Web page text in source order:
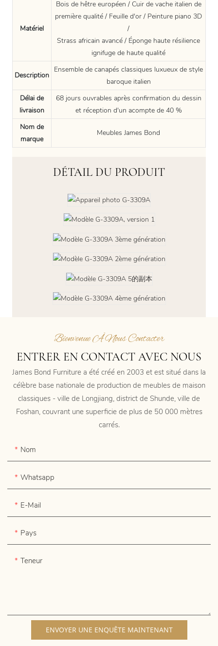
Matériel
Bois de hêtre européen / Cuir de vache italien de
première qualité / Feuille d'or / Peinture piano 3D
/
Strass africain avancé / Éponge haute résilience
ignifuge de haute qualité
Description
Ensemble de canapés classiques luxueux de style
baroque italien
Délai de
livraison
68 jours ouvrables après confirmation du dessin
et réception d'un acompte de 40 %
Nom de
marque
Meubles James Bond
DÉTAIL DU PRODUIT
Bienvenue À Nous Contacter
ENTRER EN CONTACT AVEC NOUS
James Bond Furniture a été créé en 2003 et est situé dans la
célèbre base nationale de production de meubles de maison
classiques - ville de Longjiang, district de Shunde, ville de
Foshan, couvrant une superficie de plus de 50 000 mètres
carrés.
Nom
Whatsapp
E-Mail
Pays
Teneur
ENVOYER UNE ENQUÊTE MAINTENANT